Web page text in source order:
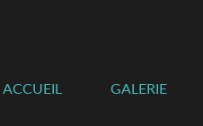
ACCUEIL GALERIE